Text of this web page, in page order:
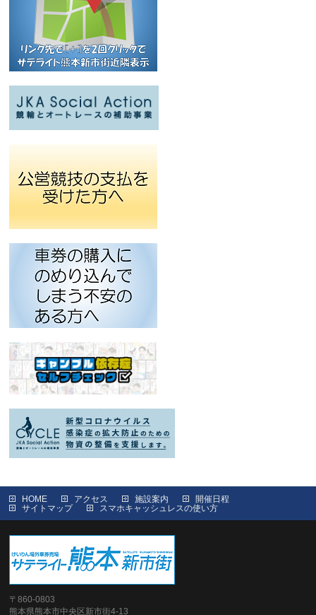
HOME アクセス 施設案内
開催日程
サイトマップ
スマホキャッシュレスの使い方
〒860-0803
熊本県熊本市中央区新市街4-13